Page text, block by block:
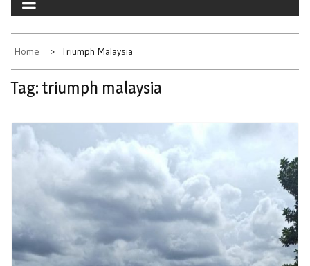
Home Triumph Malaysia
Tag: triumph malaysia